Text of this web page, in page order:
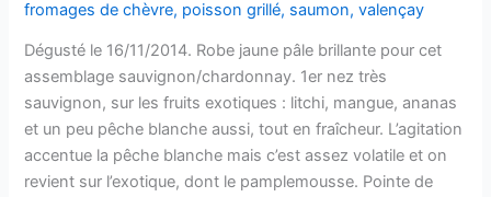
fromages de chèvre, poisson grillé, saumon,valençay
Dégusté le 16/11/2014. Robe jaune pâle brillante pour cet
assemblage sauvignon/chardonnay. 1er nez très
sauvignon, sur les fruits exotiques : litchi, mangue, ananas
et un peu pêche blanche aussi, tout en fraîcheur. L’agitation
accentue la pêche blanche mais c’est assez volatile et on
revient sur l’exotique, dont le pamplemousse. Pointe de